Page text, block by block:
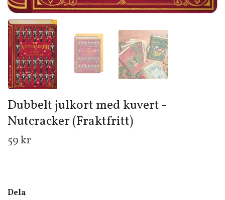
Dubbelt julkort med kuvert -
Nutcracker (Fraktfritt)
59 kr
Dela